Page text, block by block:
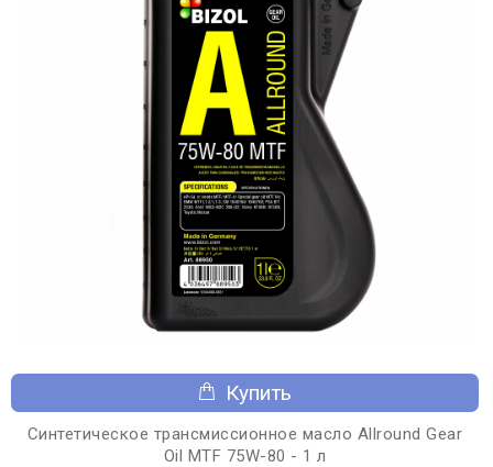
Купить
Синтетическое трансмиссионное масло Allround Gear
Oil MTF 75W-80 - 1 л